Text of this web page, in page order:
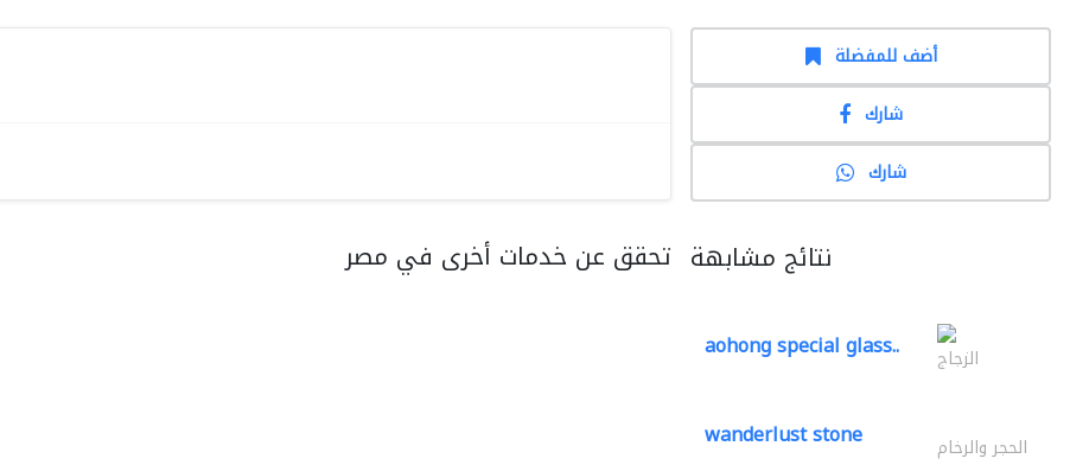
تحقق عن خدمات أخرى في مصر
أضف للمفضلة
شارك
شارك
نتائج مشابهة
aohong special glass.. الزجاج
wanderlust stone الحجر والرخام